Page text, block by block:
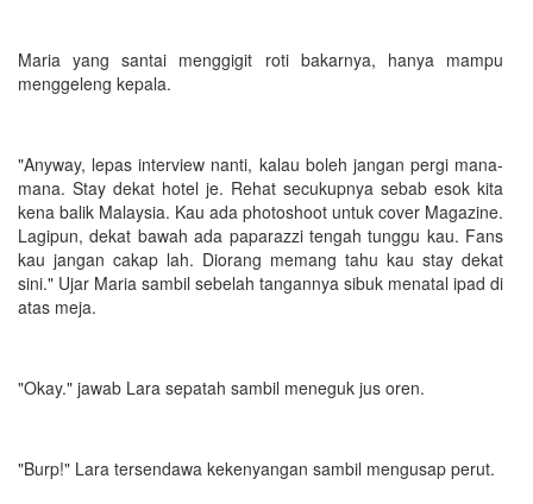
Maria yang santai menggigit roti bakarnya, hanya mampu
menggeleng kepala.
"Anyway, lepas interview nanti, kalau boleh jangan pergi mana-
mana. Stay dekat hotel je. Rehat secukupnya sebab esok kita
kena balik Malaysia. Kau ada photoshoot untuk cover Magazine.
Lagipun, dekat bawah ada paparazzi tengah tunggu kau. Fans
kau jangan cakap lah. Diorang memang tahu kau stay dekat
sini." Ujar Maria sambil sebelah tangannya sibuk menatal ipad di
atas meja.
"Okay." jawab Lara sepatah sambil meneguk jus oren.
"Burp!" Lara tersendawa kekenyangan sambil mengusap perut.